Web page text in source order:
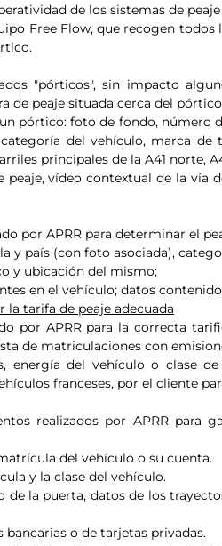
de los sistemas de
Free Flow, que recogen
"pórticos", sin impacto
de peaje situada cerca del
pórtico: foto de fondo, número
del vehículo, marca
principales de la A41 norte,
vídeo contextual de la vía
por APRR para determinar el
país (con foto asociada),
y ubicación del mismo;
en el vehículo; datos
tarifa de peaje adecuada
por APRR para la correcta
de matriculaciones con
del vehículo o clase
franceses, por el cliente
realizados por APRR para
del vehículo o su cuenta.
y la clase del vehículo.
la puerta, datos de los
o de tarjetas privadas.